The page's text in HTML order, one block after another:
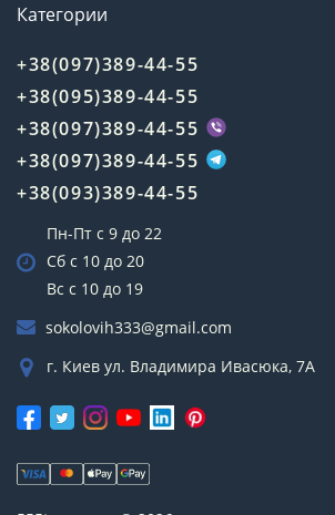
Категории
+38(097)389-44-55
+38(095)389-44-55
+38(097)389-44-55
+38(097)389-44-55
+38(093)389-44-55
Пн-Пт с 9 до 22
Сб с 10 до 20
Вс с 10 до 19
sokolovih333@gmail.com
г. Киев ул. Владимира Ивасюка, 7А